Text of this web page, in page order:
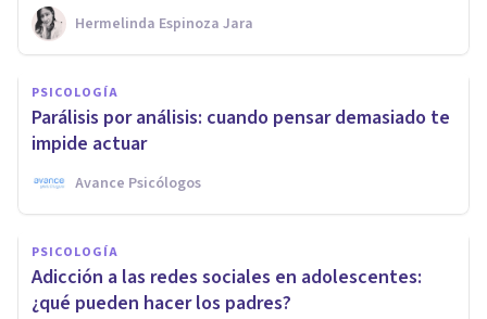
Hermelinda Espinoza Jara
PSICOLOGÍA
Parálisis por análisis: cuando pensar demasiado te
impide actuar
Avance Psicólogos
PSICOLOGÍA
Adicción a las redes sociales en adolescentes:
¿qué pueden hacer los padres?